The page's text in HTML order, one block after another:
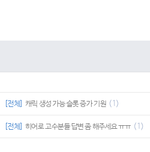
[전체] 캐릭 생성 가능 슬롯 증가 기원 (1)
[전체] 히어로 고수분들 답변 좀 해주세요 ㅠㅠ (1)